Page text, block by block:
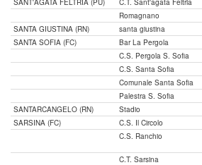
SANT'AGATA FELTRIA (PU)
C.T. Sant'agata Feltria
Romagnano
SANTA GIUSTINA (RN)
santa giustina
SANTA SOFIA (FC)
Bar La Pergola
C.S. Pergola S. Sofia
C.S. Santa Sofia
Comunale Santa Sofia
Palestra S. Sofia
SANTARCANGELO (RN)
Stadio
SARSINA (FC)
C.S. Il Circolo
C.S. Ranchio
C.T. Sarsina